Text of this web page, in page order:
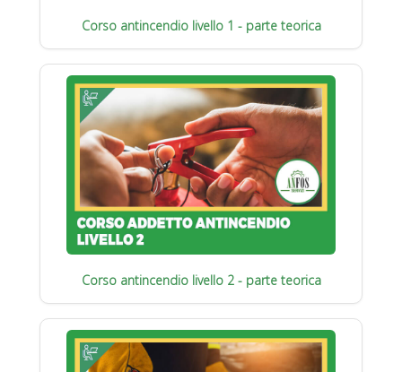
Corso antincendio livello 1 - parte teorica
Corso antincendio livello 2 - parte teorica